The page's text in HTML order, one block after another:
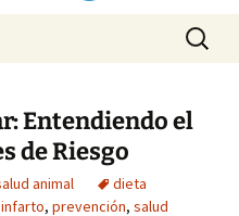
Buscar:
Entendiendo el
de Riesgo
animal
dieta
infarto, prevención, salud